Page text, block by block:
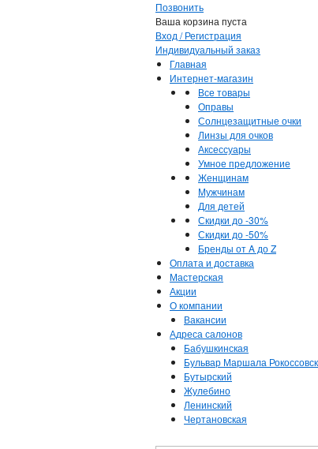
Позвонить
Ваша корзина пуста
Вход / Регистрация
Индивидуальный заказ
Главная
Интернет-магазин
Все товары
Оправы
Солнцезащитные очки
Линзы для очков
Аксессуары
Умное предложение
Женщинам
Мужчинам
Для детей
Скидки до -30%
Скидки до -50%
Бренды от A до Z
Оплата и доставка
Мастерская
Акции
О компании
Вакансии
Адреса салонов
Бабушкинская
Бульвар Маршала
Бутырский
Жулебино
Ленинский
Чертановская